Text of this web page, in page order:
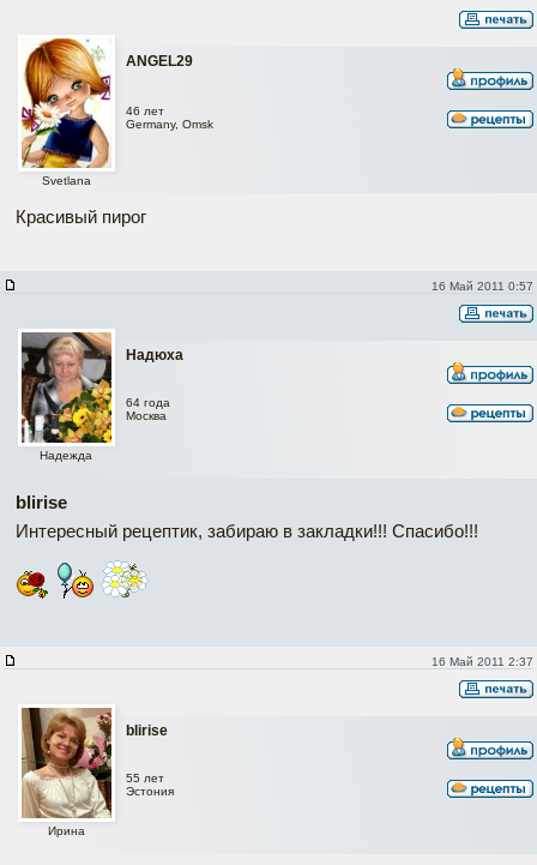
ANGEL29
Svetlana
46 лет
Germany, Omsk
Красивый пирог
16 Май 2011 0:57
Надюха
Надежда
64 года
Москва
blirise
Интересный рецептик, забираю в закладки!!! Спасибо!!!
16 Май 2011 2:37
blirise
Ирина
55 лет
Эстония